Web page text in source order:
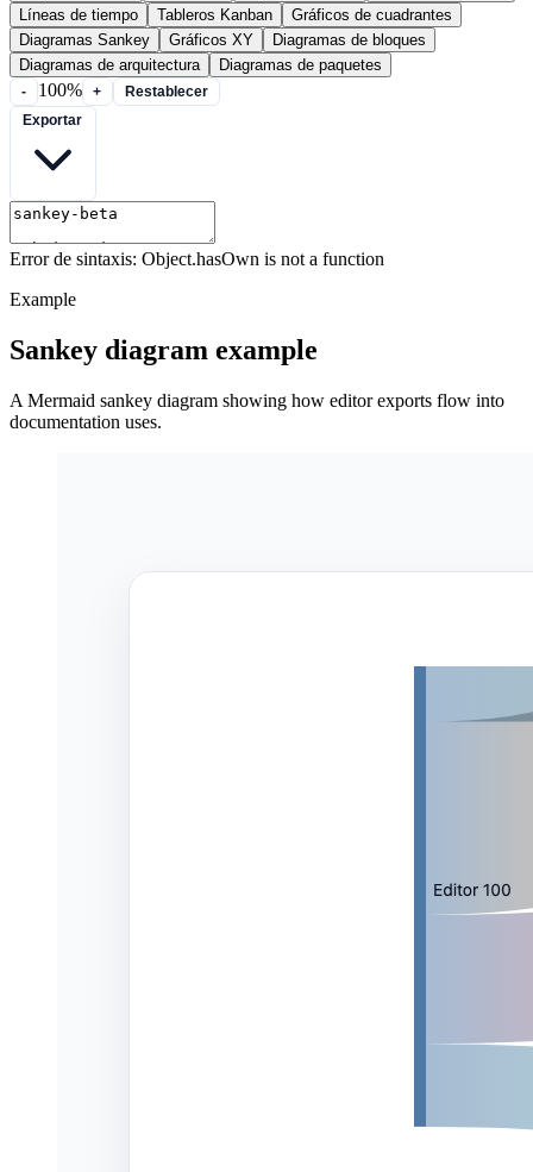
Líneas de tiempo
Tableros Kanban
Gráficos de cuadrantes
Diagramas Sankey
Gráficos XY
Diagramas de bloques
Diagramas de arquitectura
Diagramas de paquetes
- 100% +
Restablecer
Error de sintaxis: Object.hasOwn is not a function
Example
Sankey diagram example
A Mermaid sankey diagram showing how editor exports flow into
documentation uses.